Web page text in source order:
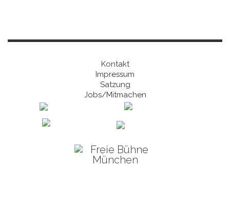
Kontakt
Impressum
Satzung
Jobs/Mitmachen